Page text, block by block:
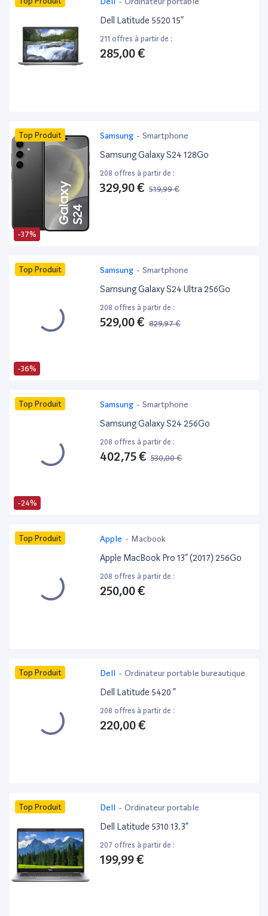
Dell Latitude 5520 15”
211 offres à partir de :
285,00 €
-37%
Top Produit Samsung - Smartphone
Samsung Galaxy S24 128Go
208 offres à partir de :
329,90 € 519,99 €
-36%
Top Produit Samsung - Smartphone
Samsung Galaxy S24 Ultra 256Go
208 offres à partir de :
529,00 € 829,97 €
-24%
Top Produit Samsung - Smartphone
Samsung Galaxy S24 256Go
208 offres à partir de :
402,75 € 530,00 €
Top Produit Apple - Macbook
Apple MacBook Pro 13” (2017) 256Go
208 offres à partir de :
250,00 €
Top Produit Dell - Ordinateur portable bureautique
Dell Latitude 5420 ”
208 offres à partir de :
220,00 €
Top Produit Dell - Ordinateur portable
Dell Latitude 5310 13.3”
207 offres à partir de :
199,99 €